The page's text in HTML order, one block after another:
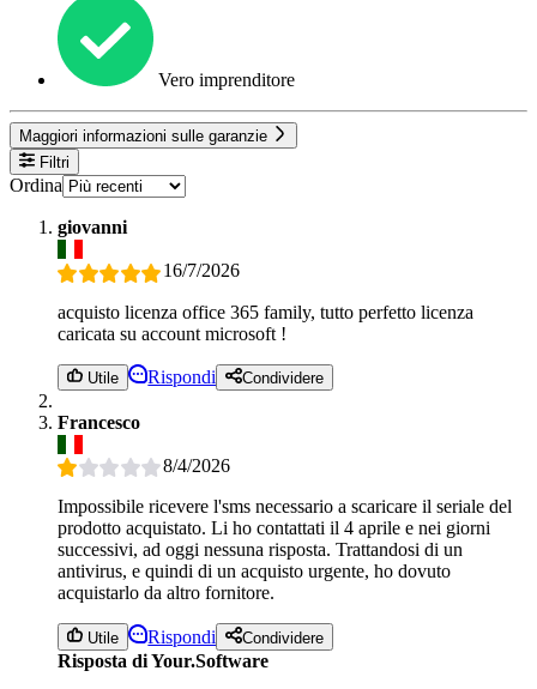
Vero imprenditore
Maggiori informazioni sulle garanzie
Filtri
Ordina
giovanni
16/7/2026
acquisto licenza office 365 family, tutto perfetto licenza
caricata su account microsoft !
Utile Rispondi Condividere
Francesco
8/4/2026
Impossibile ricevere l'sms necessario a scaricare il seriale del
prodotto acquistato. Li ho contattati il 4 aprile e nei giorni
successivi, ad oggi nessuna risposta. Trattandosi di un
antivirus, e quindi di un acquisto urgente, ho dovuto
acquistarlo da altro fornitore.
Utile Rispondi Condividere
Risposta di Your.Software